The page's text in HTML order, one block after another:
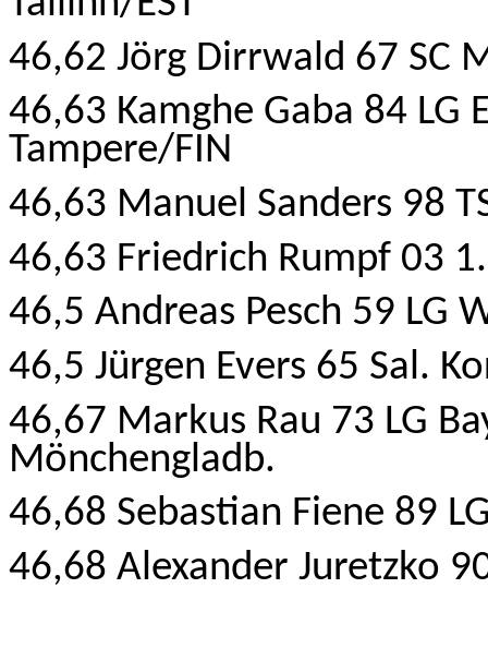
46,62 Jörg Dirrwald 67 SC
46,63 Kamghe Gaba 84
Tampere/FIN
46,63 Manuel Sanders 98
46,63 Friedrich Rumpf 03
46,5 Andreas Pesch 59 LG
46,5 Jürgen Evers 65 Sal.
46,67 Markus Rau 73 LG
Mönchengladb.
46,68 Sebastian Fiene 89
46,68 Alexander Juretzko